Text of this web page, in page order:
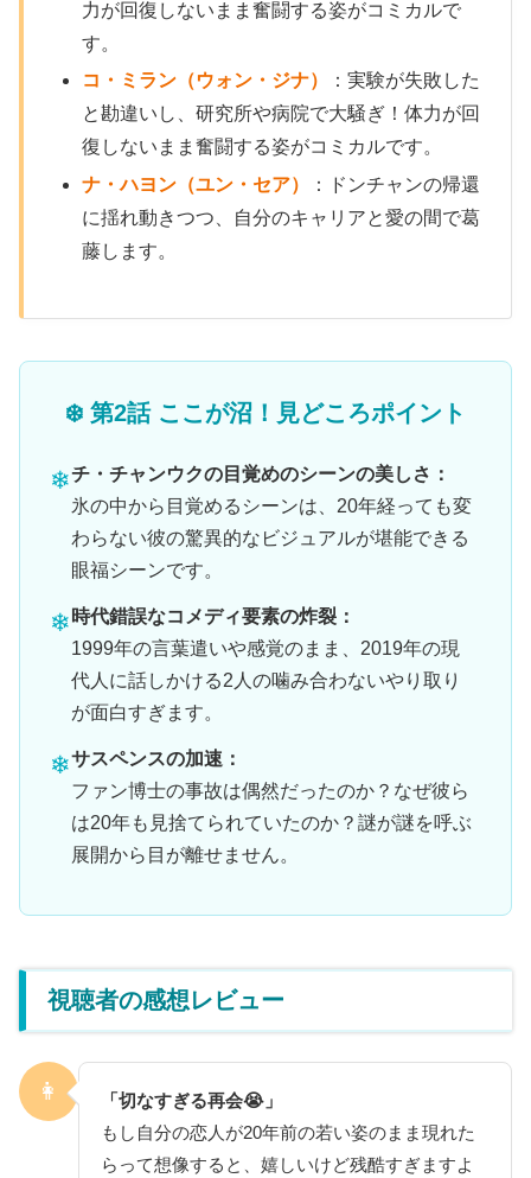
力が回復しないまま奮闘する姿がコミカルで
す。
コ・ミラン（ウォン・ジナ）
：実験が失敗した
と勘違いし、研究所や病院で大騒ぎ！体力が回
復しないまま奮闘する姿がコミカルです。
ナ・ハヨン（ユン・セア）
：ドンチャンの帰還
に揺れ動きつつ、自分のキャリアと愛の間で葛
藤します。
❄️ 第2話 ここが沼！見どころポイント
チ・チャンウクの目覚めのシーンの美しさ：
氷の中から目覚めるシーンは、20年経っても変
わらない彼の驚異的なビジュアルが堪能できる
眼福シーンです。
時代錯誤なコメディ要素の炸裂：
1999年の言葉遣いや感覚のまま、2019年の現
代人に話しかける2人の噛み合わないやり取り
が面白すぎます。
サスペンスの加速：
ファン博士の事故は偶然だったのか？なぜ彼ら
は20年も見捨てられていたのか？謎が謎を呼ぶ
展開から目が離せません。
視聴者の感想レビュー
👩
「切なすぎる再会😭」
もし自分の恋人が20年前の若い姿のまま現れた
らって想像すると、嬉しいけど残酷すぎますよ